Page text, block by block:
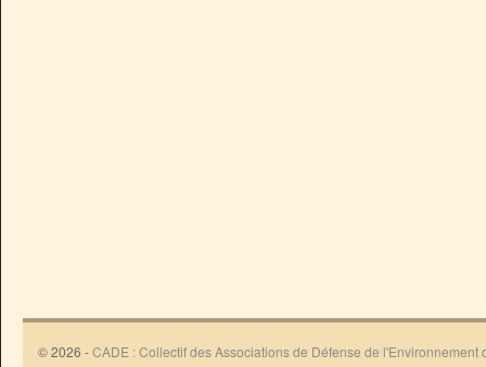
© 2026 -CADE : Collectif des Associations de Défense de l'Environnement